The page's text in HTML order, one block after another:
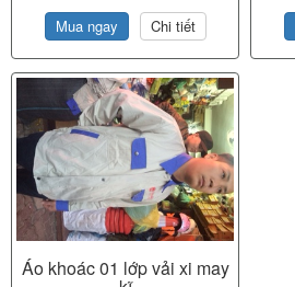
Mua ngay Chi tiết
Áo khoác 01 lớp vải xi may